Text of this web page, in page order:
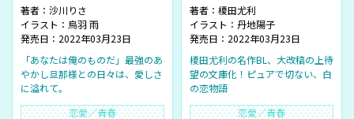
著者： 沙川りさ
イラスト： 烏羽 雨
発売日：2022年03月23日
「あなたは俺のものだ」最強のあ
やかし旦那様との日々は、愛しさ
に溢れて。
恋愛／青春
著者： 榎田尤利
イラスト： 丹地陽子
発売日：2022年03月23日
榎田尤利の名作BL、大改稿の上待
望の文庫化！ピュアで切ない、白
の恋物語
恋愛／青春